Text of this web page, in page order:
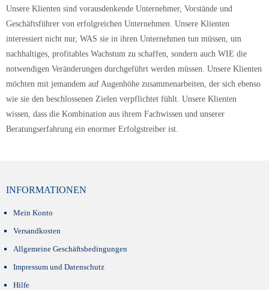
Unsere Klienten sind vorausdenkende Unternehmer, Vorstände und
Geschäftsführer von erfolgreichen Unternehmen. Unsere Klienten
interessiert nicht nur, WAS sie in ihren Unternehmen tun müssen, um
nachhaltiges, profitables Wachstum zu schaffen, sondern auch WIE die
notwendigen Veränderungen durchgeführt werden müssen. Unsere Klienten
möchten mit jemandem auf Augenhöhe zusammenarbeiten, der sich ebenso
wie sie den beschlossenen Zielen verpflichtet fühlt. Unsere Klienten
wissen, dass die Kombination aus ihrem Fachwissen und unserer
Beratungserfahrung ein enormer Erfolgstreiber ist.
INFORMATIONEN
Mein Konto
Versandkosten
Allgemeine Geschäftsbedingungen
Impressum und Datenschutz
Hilfe